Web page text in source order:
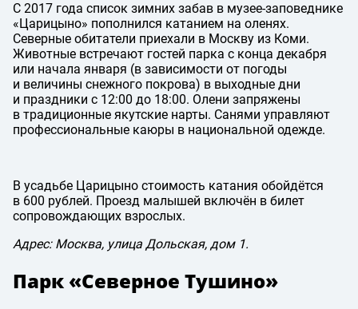
С 2017 года список зимних забав в музее-заповеднике
«Царицыно» пополнился катанием на оленях.
Северные обитатели приехали в Москву из Коми.
Животные встречают гостей парка с конца декабря
или начала января (в зависимости от погоды
и величины снежного покрова) в выходные дни
и праздники с 12:00 до 18:00. Олени запряжены
в традиционные якутские нарты. Санями управляют
профессиональные каюры в национальной одежде.
В усадьбе Царицыно стоимость катания обойдётся
в 600 рублей. Проезд малышей включён в билет
сопровождающих взрослых.
Адрес: Москва, улица Дольская, дом 1.
Парк «Северное Тушино»